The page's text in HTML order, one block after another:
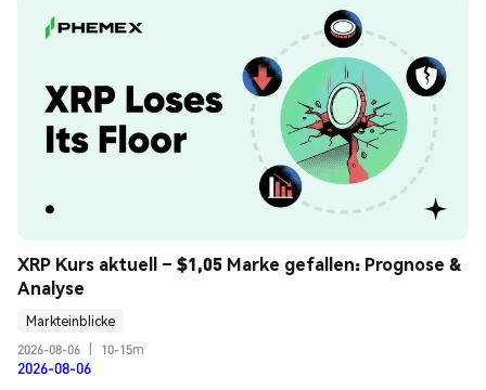
XRP Kurs aktuell – $1,05 Marke gefallen: Prognose &
Analyse
Markteinblicke
2026-08-06
10-15m
2026-08-06